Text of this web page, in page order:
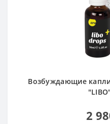
Возбуждающие
2